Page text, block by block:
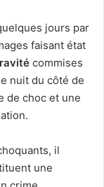
jours par
faisant état
commises
nuit du côté de
de choc et une
il
une